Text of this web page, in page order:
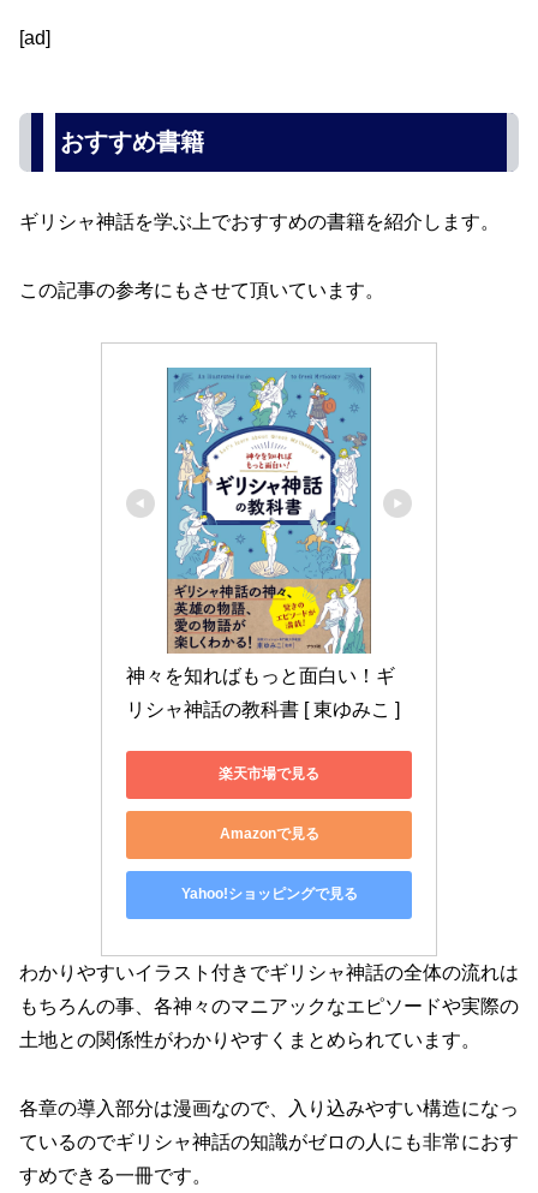
[ad]
おすすめ書籍
ギリシャ神話を学ぶ上でおすすめの書籍を紹介します。
この記事の参考にもさせて頂いています。
神々を知ればもっと面白い！ギ
リシャ神話の教科書 [ 東ゆみこ ]
楽天市場で見る
Amazonで見る
Yahoo!ショッピングで見る
わかりやすいイラスト付きでギリシャ神話の全体の流れは
もちろんの事、各神々のマニアックなエピソードや実際の
土地との関係性がわかりやすくまとめられています。
各章の導入部分は漫画なので、入り込みやすい構造になっ
ているのでギリシャ神話の知識がゼロの人にも非常におす
すめできる一冊です。